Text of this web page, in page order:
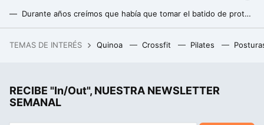
Durante años creímos que había que tomar el batido de proteínas justo al acabar de entrenar. No era tan importante
TEMAS DE INTERÉS Quinoa Crossfit Pilates
RECIBE "In/Out", NUESTRA NEWSLETTER
SEMANAL